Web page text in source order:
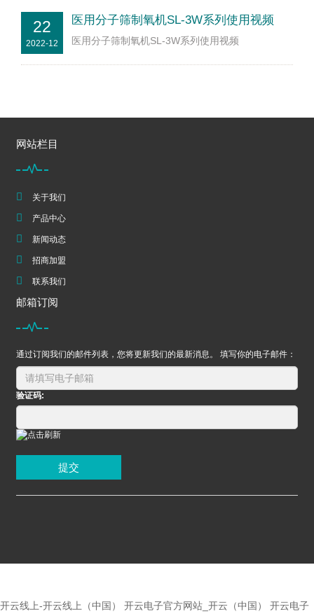
22
2022-12
医用分子筛制氧机SL-3W系列使用视频
医用分子筛制氧机SL-3W系列使用视频
网站栏目
关于我们
产品中心
新闻动态
招商加盟
联系我们
邮箱订阅
通过订阅我们的邮件列表，您将更新我们的最新消息。 填写你的电子邮件：
验证码:
提交
开云线上-开云线上（中国） 开云电子官方网站_开云（中国） 开云电子